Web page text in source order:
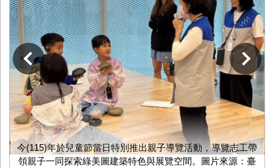
今(115)年於兒童節當日特別推出親子導覽活動，導覽志工帶
領親子一同探索綠美圖建築特色與展覽空間。圖片來源：臺
下一張